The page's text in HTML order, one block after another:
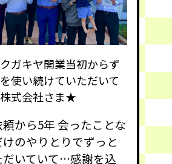
ガキヤ開業当初からず
使い続けていただいて
式会社さま★
から5年 会ったことな
のやりとりでずっと
だいていて…感謝を込